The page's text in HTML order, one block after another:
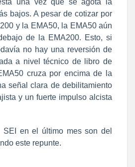
una vez que se agota la
bajos. A pesar de cotizar por
y la EMA50, la EMA50 aún
de la EMA200. Esto, si
no hay una reversión de
a nivel técnico de libro de
cruza por encima de la
señal clara de debilitamiento
y un fuerte impulso alcista
SEI en el último mes son del
este repunte.